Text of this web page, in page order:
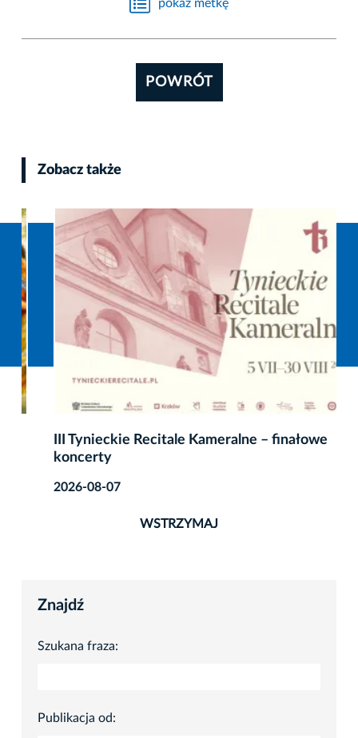
pokaż metkę
POWRÓT
Zobacz także
III Tynieckie Recitale Kameralne – finałowe
koncerty
2026-08-07
WSTRZYMAJ
Znajdź
Szukana fraza:
Publikacja od: